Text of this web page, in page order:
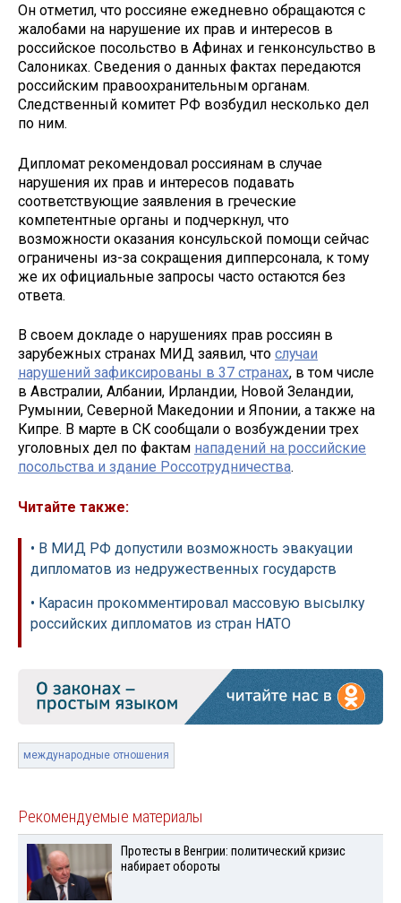
Он отметил, что россияне ежедневно обращаются с
жалобами на нарушение их прав и интересов в
российское посольство в Афинах и генконсульство в
Салониках. Сведения о данных фактах передаются
российским правоохранительным органам.
Следственный комитет РФ возбудил несколько дел
по ним.
Дипломат рекомендовал россиянам в случае
нарушения их прав и интересов подавать
соответствующие заявления в греческие
компетентные органы и подчеркнул, что
возможности оказания консульской помощи сейчас
ограничены из-за сокращения дипперсонала, к тому
же их официальные запросы часто остаются без
ответа.
В своем докладе о нарушениях прав россиян в
зарубежных странах МИД заявил, что случаи
нарушений зафиксированы в 37 странах, в том числе
в Австралии, Албании, Ирландии, Новой Зеландии,
Румынии, Северной Македонии и Японии, а также на
Кипре. В марте в СК сообщали о возбуждении трех
уголовных дел по фактам нападений на российские
посольства и здание Россотрудничества.
Читайте также:
• В МИД РФ допустили возможность эвакуации
дипломатов из недружественных государств
• Карасин прокомментировал массовую высылку
российских дипломатов из стран НАТО
международные отношения
Рекомендуемые материалы
Протесты в Венгрии: политический кризис
набирает обороты